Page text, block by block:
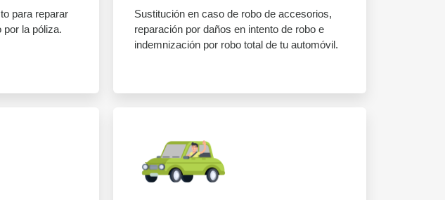
para reparar
por la póliza.
Sustitución en caso de robo de accesorios,
reparación por daños en intento de robo e
indemnización por robo total de tu automóvil.